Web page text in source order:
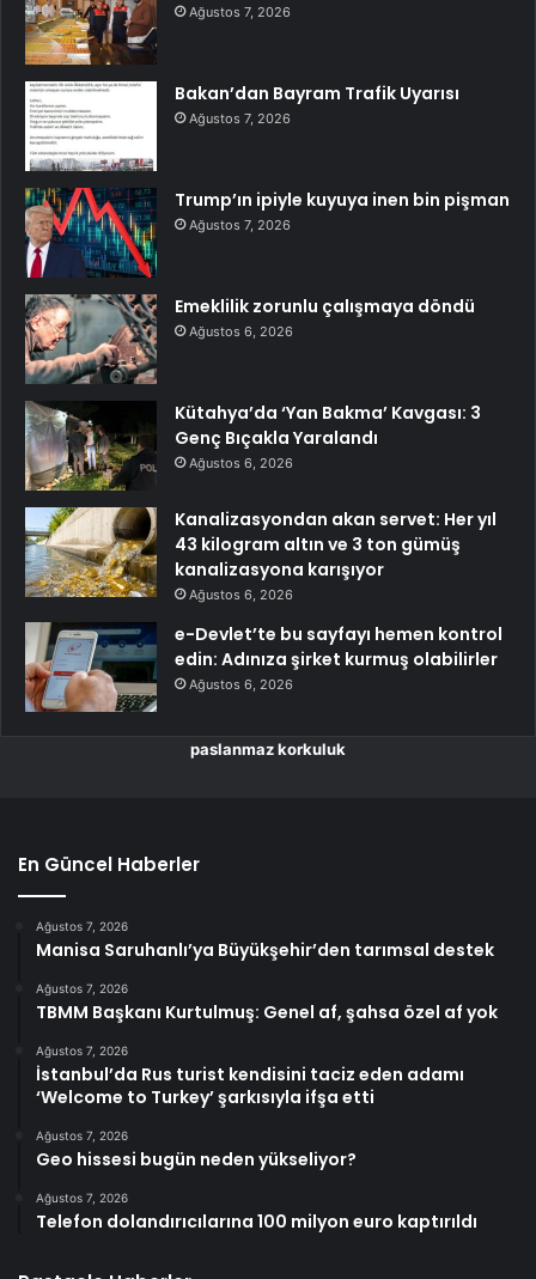
Ağustos 7, 2026
Bakan’dan Bayram Trafik Uyarısı
Ağustos 7, 2026
Trump’ın ipiyle kuyuya inen bin pişman
Ağustos 7, 2026
Emeklilik zorunlu çalışmaya döndü
Ağustos 6, 2026
Kütahya’da ‘Yan Bakma’ Kavgası: 3
Genç Bıçakla Yaralandı
Ağustos 6, 2026
Kanalizasyondan akan servet: Her yıl
43 kilogram altın ve 3 ton gümüş
kanalizasyona karışıyor
Ağustos 6, 2026
e-Devlet’te bu sayfayı hemen kontrol
edin: Adınıza şirket kurmuş olabilirler
Ağustos 6, 2026
paslanmaz korkuluk
En Güncel Haberler
Ağustos 7, 2026
Manisa Saruhanlı’ya Büyükşehir’den tarımsal destek
Ağustos 7, 2026
TBMM Başkanı Kurtulmuş: Genel af, şahsa özel af yok
Ağustos 7, 2026
İstanbul’da Rus turist kendisini taciz eden adamı
‘Welcome to Turkey’ şarkısıyla ifşa etti
Ağustos 7, 2026
Geo hissesi bugün neden yükseliyor?
Ağustos 7, 2026
Telefon dolandırıcılarına 100 milyon euro kaptırıldı